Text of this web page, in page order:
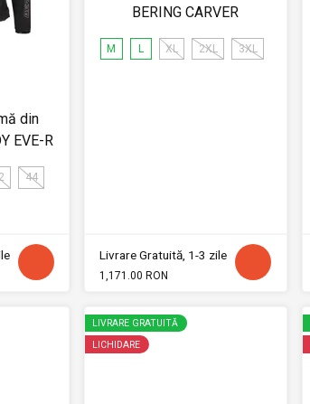
din
EVE-R
44
BERING CARVER
M L XL 2XL 3XL
Livrare Gratuită, 1-3 zile
1,171.00 RON
LIVRARE GRATUITĂ
LICHIDARE